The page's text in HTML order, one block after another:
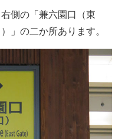
側の「兼六園口（東
」の二か所あります。